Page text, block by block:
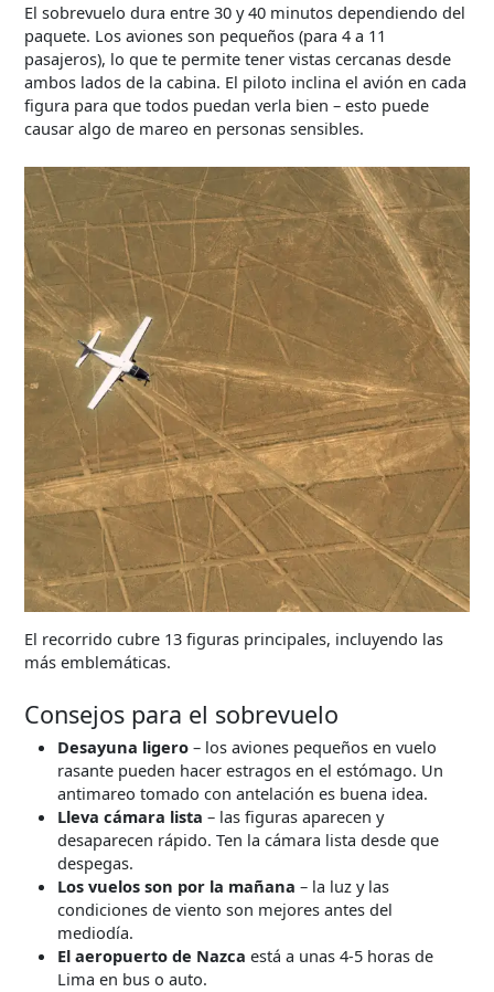
El sobrevuelo dura entre 30 y 40 minutos dependiendo del
paquete. Los aviones son pequeños (para 4 a 11
pasajeros), lo que te permite tener vistas cercanas desde
ambos lados de la cabina. El piloto inclina el avión en cada
figura para que todos puedan verla bien – esto puede
causar algo de mareo en personas sensibles.
El recorrido cubre 13 figuras principales, incluyendo las
más emblemáticas.
Consejos para el sobrevuelo
Desayuna ligero– los aviones pequeños en vuelo
rasante pueden hacer estragos en el estómago. Un
antimareo tomado con antelación es buena idea.
Lleva cámara lista – las figuras aparecen y
desaparecen rápido. Ten la cámara lista desde que
despegas.
Los vuelos son por la mañana – la luz y las
condiciones de viento son mejores antes del
mediodía.
El aeropuerto de Nazca está a unas 4-5 horas de
Lima en bus o auto.